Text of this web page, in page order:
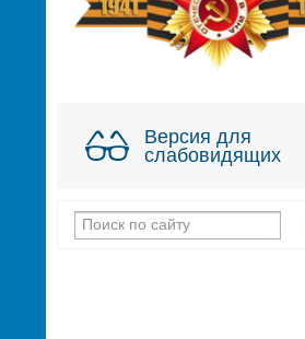
Версия для
слабовидящих